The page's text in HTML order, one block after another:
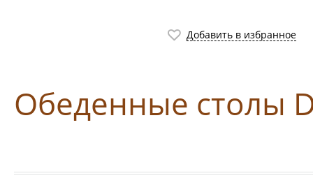
Добавить в избранное
Обеденные столы